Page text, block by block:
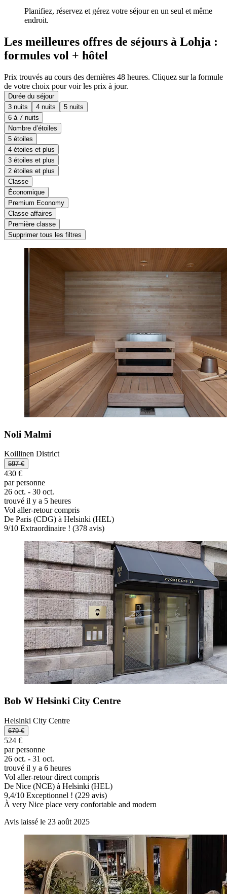
Planifiez, réservez et gérez votre séjour en un seul et même
endroit.
Les meilleures offres de séjours à Lohja :
formules vol + hôtel
Prix trouvés au cours des dernières 48 heures. Cliquez sur la formule
de votre choix pour voir les prix à jour.
Durée du séjour
3 nuits
4 nuits
5 nuits
6 à 7 nuits
Nombre d’étoiles
5 étoiles
4 étoiles et plus
3 étoiles et plus
2 étoiles et plus
Classe
Économique
Premium Economy
Classe affaires
Première classe
Supprimer tous les filtres
Noli Malmi
Koillinen District
597 €
430 €
par personne
26 oct. - 30 oct.
trouvé il y a 5 heures
Vol aller-retour compris
De Paris (CDG) à Helsinki (HEL)
9/10 Extraordinaire ! (378 avis)
Bob W Helsinki City Centre
Helsinki City Centre
679 €
524 €
par personne
26 oct. - 31 oct.
trouvé il y a 6 heures
Vol aller-retour direct compris
De Nice (NCE) à Helsinki (HEL)
9,4/10 Exceptionnel ! (229 avis)
À very Nice place very confortable and modern
Avis laissé le 23 août 2025